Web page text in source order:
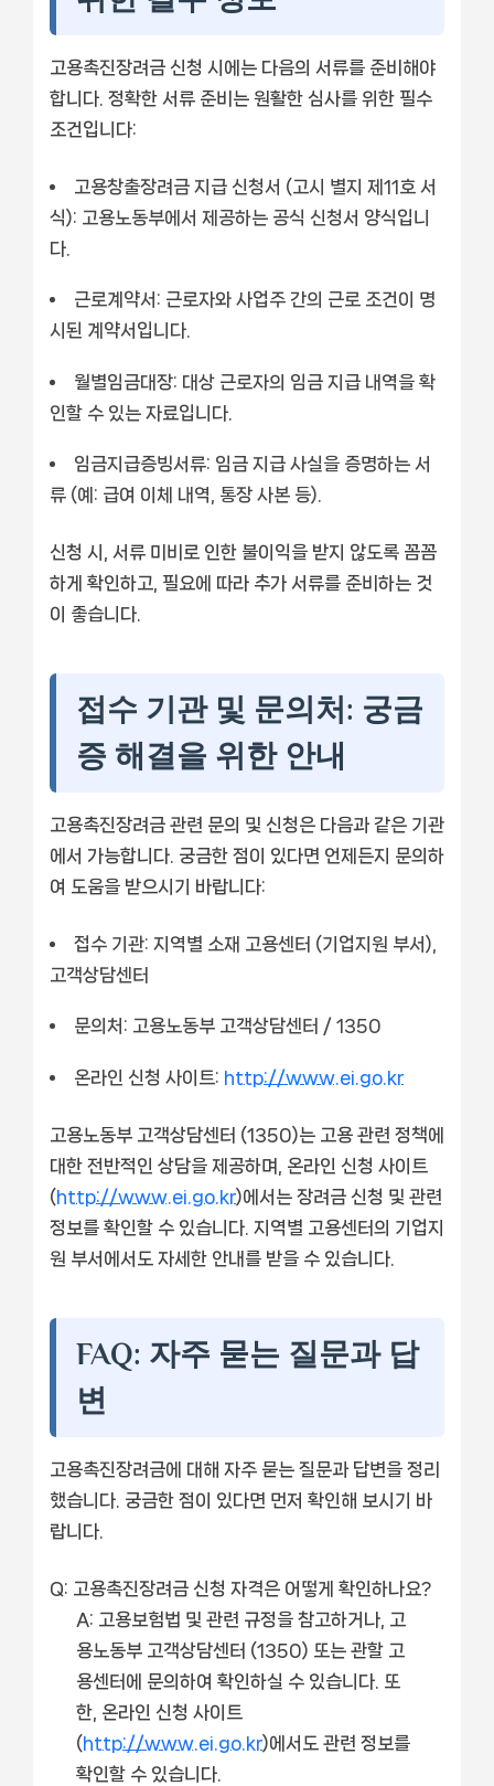
고용촉진장려금 신청 시에는 다음의 서류를 준비해야
합니다. 정확한 서류 준비는 원활한 심사를 위한 필수
조건입니다:
고용창출장려금 지급 신청서 (고시 별지 제11호 서
식): 고용노동부에서 제공하는 공식 신청서 양식입니
다.
근로계약서: 근로자와 사업주 간의 근로 조건이 명
시된 계약서입니다.
월별임금대장: 대상 근로자의 임금 지급 내역을 확
인할 수 있는 자료입니다.
임금지급증빙서류: 임금 지급 사실을 증명하는 서
류 (예: 급여 이체 내역, 통장 사본 등).
신청 시, 서류 미비로 인한 불이익을 받지 않도록 꼼꼼
하게 확인하고, 필요에 따라 추가 서류를 준비하는 것
이 좋습니다.
접수 기관 및 문의처: 궁금
증 해결을 위한 안내
고용촉진장려금 관련 문의 및 신청은 다음과 같은 기관
에서 가능합니다. 궁금한 점이 있다면 언제든지 문의하
여 도움을 받으시기 바랍니다:
접수 기관: 지역별 소재 고용센터 (기업지원 부서),
고객상담센터
문의처: 고용노동부 고객상담센터 / 1350
온라인 신청 사이트: http://www.ei.go.kr
고용노동부 고객상담센터 (1350)는 고용 관련 정책에
대한 전반적인 상담을 제공하며, 온라인 신청 사이트
(http://www.ei.go.kr)에서는 장려금 신청 및 관련
정보를 확인할 수 있습니다. 지역별 고용센터의 기업지
원 부서에서도 자세한 안내를 받을 수 있습니다.
FAQ: 자주 묻는 질문과 답
변
고용촉진장려금에 대해 자주 묻는 질문과 답변을 정리
했습니다. 궁금한 점이 있다면 먼저 확인해 보시기 바
랍니다.
Q: 고용촉진장려금 신청 자격은 어떻게 확인하나요?
A: 고용보험법 및 관련 규정을 참고하거나, 고
용노동부 고객상담센터 (1350) 또는 관할 고
용센터에 문의하여 확인하실 수 있습니다. 또
한, 온라인 신청 사이트
(http://www.ei.go.kr)에서도 관련 정보를
확인할 수 있습니다.